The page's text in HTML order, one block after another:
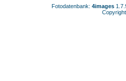
Fotodatenbank: 4images